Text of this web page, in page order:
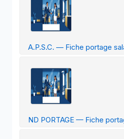
A.P.S.C. — Fiche portage
ND PORTAGE — Fiche